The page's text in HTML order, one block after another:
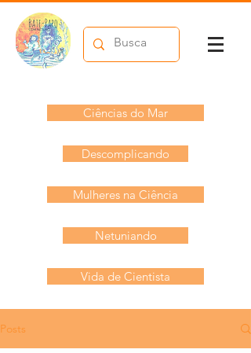
Ciências do Mar
Descomplicando
Mulheres na Ciência
Netuniando
Vida de Cientista
Posts